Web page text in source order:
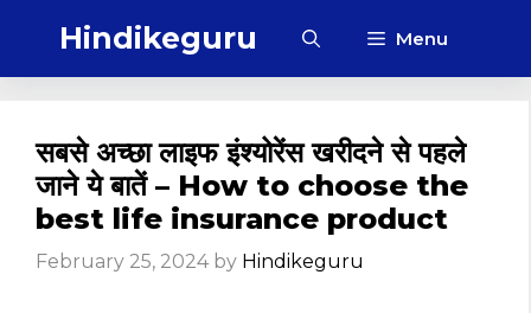
Hindikeguru Menu
सबसे अच्छा लाइफ इंश्योरेंस खरीदने से पहले
जाने ये बातें – How to choose the
best life insurance product
February 25, 2024 by Hindikeguru